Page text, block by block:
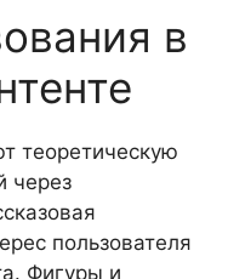
в
теоретическую
через
пользователя
Фигуры и